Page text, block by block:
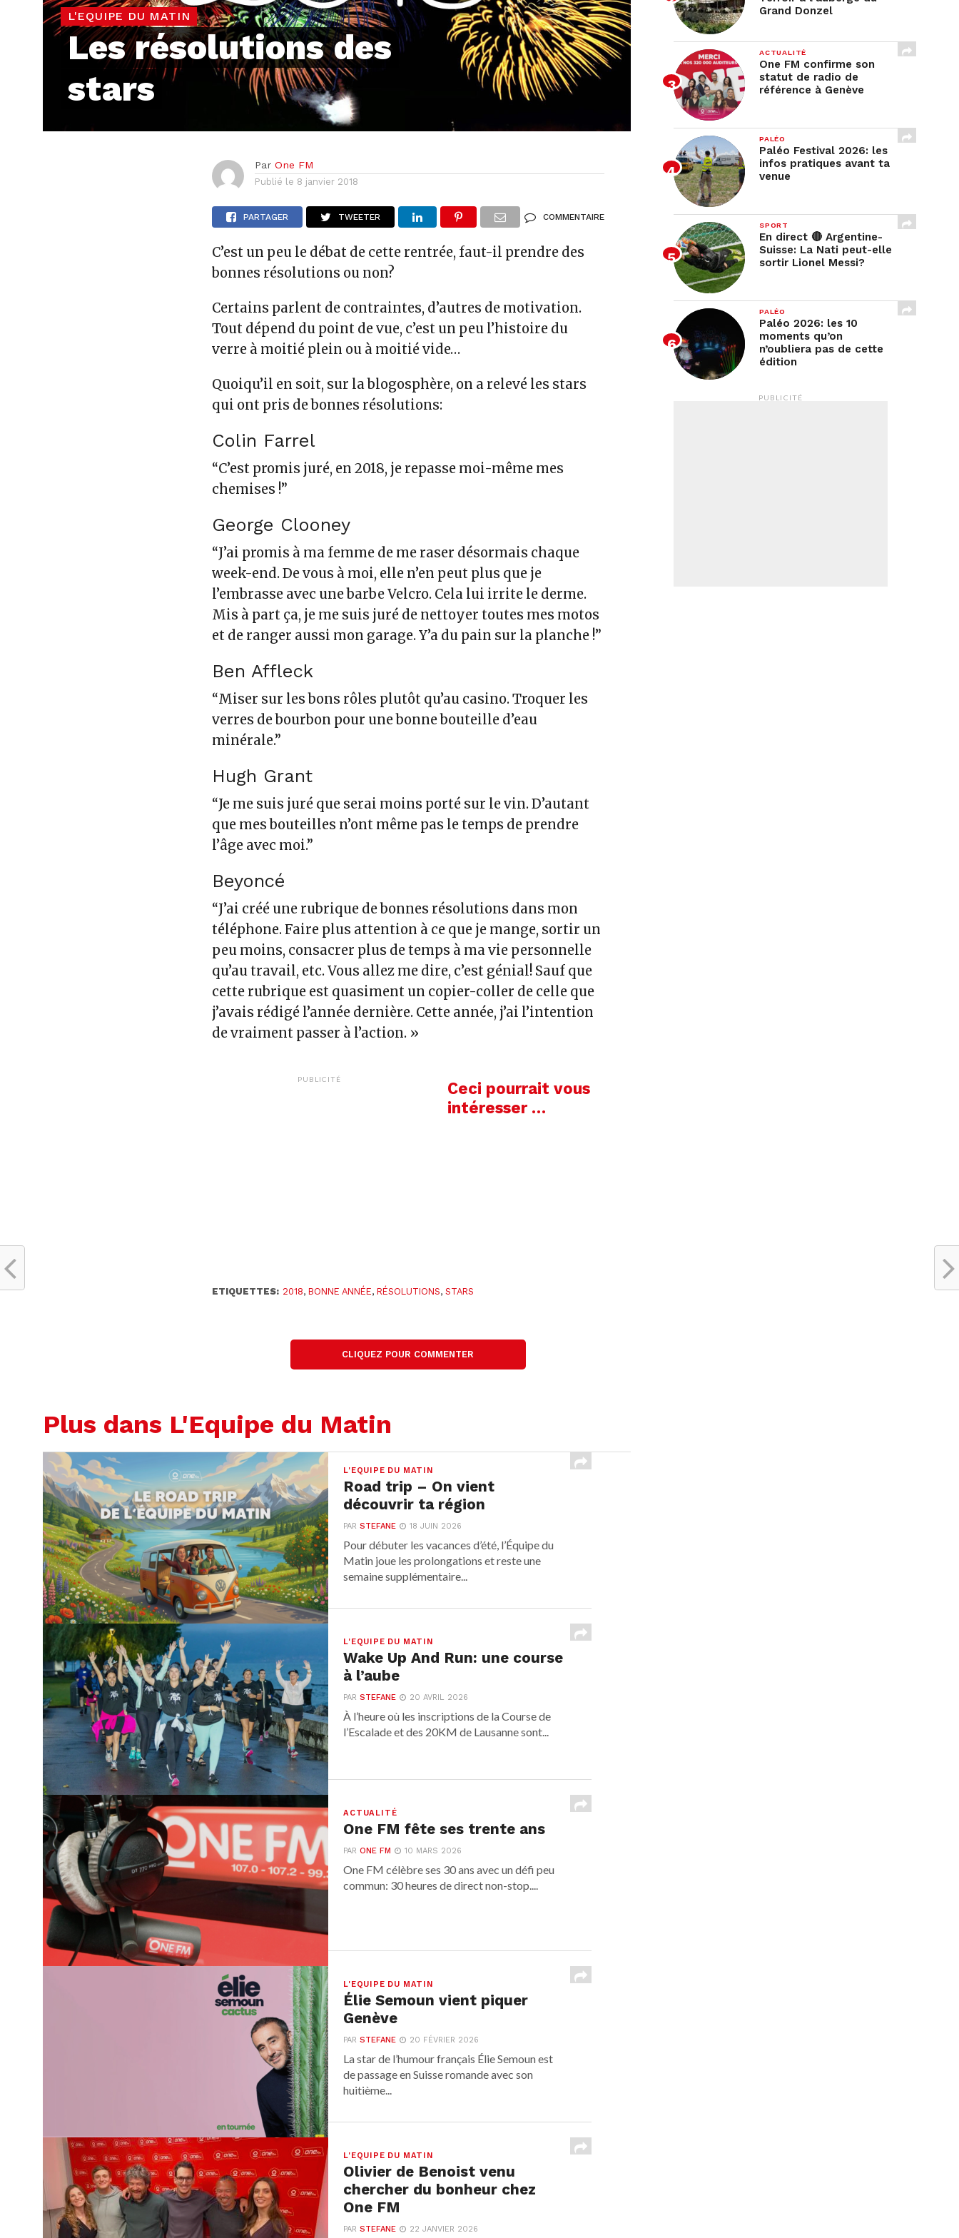
L'EQUIPE DU MATIN
Les résolutions des
stars
Par One FM
Publié le 8 janvier 2018
PARTAGER TWEETER COMMENTAIRE
C’est un peu le débat de cette rentrée, faut-il prendre des
bonnes résolutions ou non?
Certains parlent de contraintes, d’autres de motivation.
Tout dépend du point de vue, c’est un peu l’histoire du
verre à moitié plein ou à moitié vide…
Quoiqu’il en soit, sur la blogosphère, on a relevé les stars
qui ont pris de bonnes résolutions:
Colin Farrel
“C’est promis juré, en 2018, je repasse moi-même mes
chemises !”
George Clooney
“J’ai promis à ma femme de me raser désormais chaque
week-end. De vous à moi, elle n’en peut plus que je
l’embrasse avec une barbe Velcro. Cela lui irrite le derme.
Mis à part ça, je me suis juré de nettoyer toutes mes motos
et de ranger aussi mon garage. Y’a du pain sur la planche !”
Ben Affleck
“Miser sur les bons rôles plutôt qu’au casino. Troquer les
verres de bourbon pour une bonne bouteille d’eau
minérale.”
Hugh Grant
“Je me suis juré que serai moins porté sur le vin. D’autant
que mes bouteilles n’ont même pas le temps de prendre
l’âge avec moi.”
Beyoncé
“J’ai créé une rubrique de bonnes résolutions dans mon
téléphone. Faire plus attention à ce que je mange, sortir un
peu moins, consacrer plus de temps à ma vie personnelle
qu’au travail, etc. Vous allez me dire, c’est génial! Sauf que
cette rubrique est quasiment un copier-coller de celle que
j’avais rédigé l’année dernière. Cette année, j’ai l’intention
de vraiment passer à l’action. »
PUBLICITÉ
Ceci pourrait vous
intéresser …
ETIQUETTES: 2018,BONNE ANNÉE,RÉSOLUTIONS,STARS
CLIQUEZ POUR COMMENTER
Plus dans L'Equipe du Matin
L'EQUIPE DU MATIN
Road trip – On vient
découvrir ta région
PARSTEFANE 18 JUIN 2026
Pour débuter les vacances d’été, l’Équipe du
Matin joue les prolongations et reste une
semaine supplémentaire...
L'EQUIPE DU MATIN
Wake Up And Run: une course
à l’aube
PARSTEFANE 20 AVRIL 2026
À l’heure où les inscriptions de la Course de
l’Escalade et des 20KM de Lausanne sont...
ACTUALITÉ
One FM fête ses trente ans
PARONE FM 10 MARS 2026
One FM célèbre ses 30 ans avec un défi peu
commun: 30 heures de direct non-stop....
L'EQUIPE DU MATIN
Élie Semoun vient piquer
Genève
PARSTEFANE 20 FÉVRIER 2026
La star de l’humour français Élie Semoun est
de passage en Suisse romande avec son
huitième...
L'EQUIPE DU MATIN
Olivier de Benoist venu
chercher du bonheur chez
One FM
PARSTEFANE 22 JANVIER 2026
Grand Donzel
ACTUALITÉ
One FM confirme son
statut de radio de
référence à Genève
PALÉO
Paléo Festival 2026: les
infos pratiques avant ta
venue
SPORT
En direct 🔴 Argentine-
Suisse: La Nati peut-elle
sortir Lionel Messi?
PALÉO
Paléo 2026: les 10
moments qu’on
n’oubliera pas de cette
édition
PUBLICITÉ